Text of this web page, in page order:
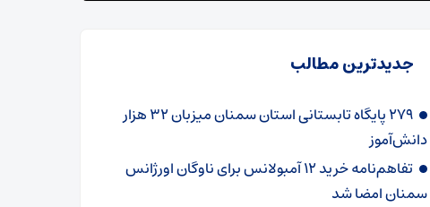
جدیدترین مطالب
۲۷۹ پایگاه تابستانی استان سمنان میزبان ۳۲ هزار
دانش‌آموز
تفاهم‌نامه خرید ۱۲ آمبولانس برای ناوگان اورژانس
سمنان امضا شد